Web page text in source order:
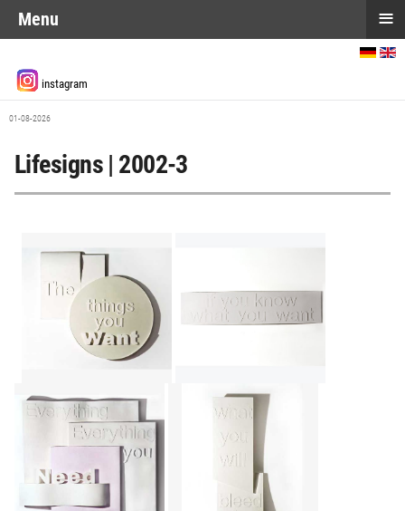
instagram
01-08-2026
Lifesigns | 2002-3
Menu ≡